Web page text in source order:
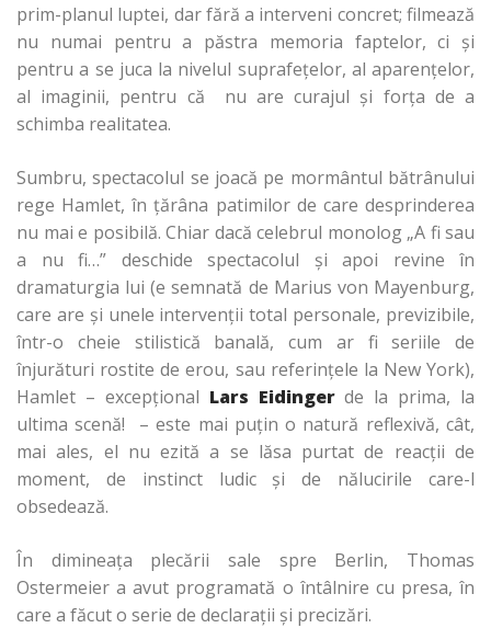
prim-planul luptei, dar fără a interveni concret; filmează
nu numai pentru a păstra memoria faptelor, ci şi
pentru a se juca la nivelul suprafeţelor, al aparenţelor,
al imaginii, pentru că nu are curajul şi forţa de a
schimba realitatea.
Sumbru, spectacolul se joacă pe mormântul bătrânului
rege Hamlet, în ţărâna patimilor de care desprinderea
nu mai e posibilă. Chiar dacă celebrul monolog „A fi sau
a nu fi…” deschide spectacolul şi apoi revine în
dramaturgia lui (e semnată de Marius von Mayenburg,
care are şi unele intervenţii total personale, previzibile,
într-o cheie stilistică banală, cum ar fi seriile de
înjurături rostite de erou, sau referinţele la New York),
Hamlet – excepţional Lars Eidingerde la prima, la
ultima scenă! – este mai puţin o natură reflexivă, cât,
mai ales, el nu ezită a se lăsa purtat de reacţii de
moment, de instinct ludic şi de nălucirile care-l
obsedează.
În dimineaţa plecării sale spre Berlin, Thomas
Ostermeier a avut programată o întâlnire cu presa, în
care a făcut o serie de declaraţii şi precizări.